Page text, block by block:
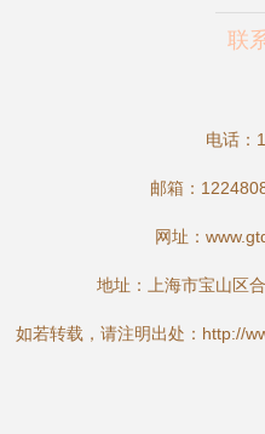
联
电话：
邮箱：
网址：
地址：上海市宝山区
如若转载，请注明出处：http://